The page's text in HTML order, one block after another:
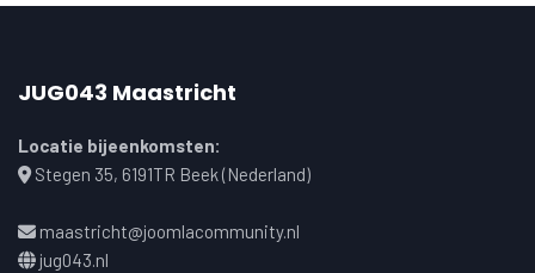
JUG043 Maastricht
Locatie bijeenkomsten:
Stegen 35, 6191TR Beek (Nederland)
maastricht@joomlacommunity.nl
jug043.nl